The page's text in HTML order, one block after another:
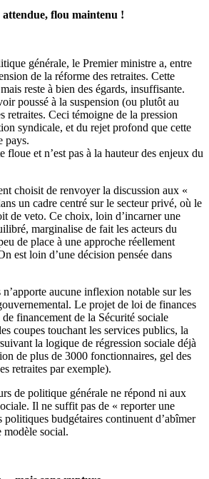
attendue, flou maintenu !
générale, le Premier ministre a, entre
de la réforme des retraites. Cette
reste à bien des égards, insuffisante.
poussé à la suspension (ou plutôt au
retraites. Ceci témoigne de la pression
syndicale, et du rejet profond que cette
pays.
floue et n’est pas à la hauteur des enjeux du
choisit de renvoyer la discussion aux «
un cadre centré sur le secteur privé, où le
de veto. Ce choix, loin d’incarner une
marginalise de fait les acteurs du
de place à une approche réellement
est loin d’une décision pensée dans
aucune inflexion notable sur les
Le projet de loi de finances
financement de la Sécurité sociale
coupes touchant les services publics, la
la logique de régression sociale déjà
de plus de 3000 fonctionnaires, gel des
retraites par exemple).
de politique générale ne répond ni aux
Il ne suffit pas de « reporter une
politiques budgétaires continuent d’abîmer
modèle social.